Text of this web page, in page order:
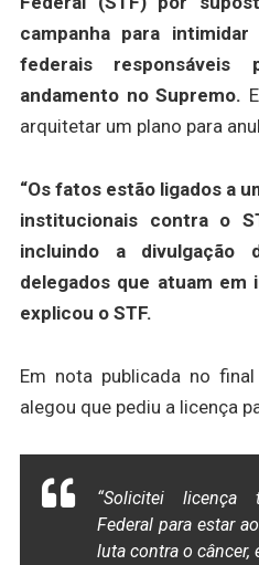
campanha para
federais responsáveis
andamento no Supremo.
arquitetar um plano para
“Os fatos estão ligados a
institucionais contra o
incluindo a divulgação
delegados que atuam em
explicou o STF.
Em nota publicada no
alegou que pediu a licença
“Solicitei licença
Federal para estar
luta contra o câncer,